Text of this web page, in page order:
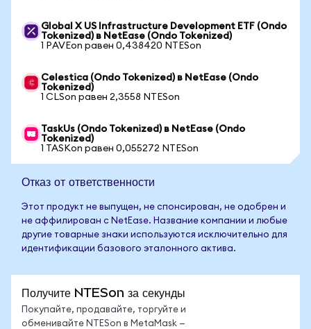
Global X US Infrastructure Development ETF (Ondo
Tokenized) в NetEase (Ondo Tokenized)
1 PAVEon равен 0,438420 NTESon
Celestica (Ondo Tokenized) в NetEase (Ondo
Tokenized)
1 CLSon равен 2,3558 NTESon
TaskUs (Ondo Tokenized) в NetEase (Ondo
Tokenized)
1 TASKon равен 0,055272 NTESon
Отказ от ответственности
Этот продукт не выпущен, не спонсирован, не одобрен и
не аффилирован с NetEase. Название компании и любые
другие товарные знаки используются исключительно для
идентификации базового эталонного актива.
Получите NTESon за секунды
Покупайте, продавайте, торгуйте и
обменивайте NTESon в MetaMask —